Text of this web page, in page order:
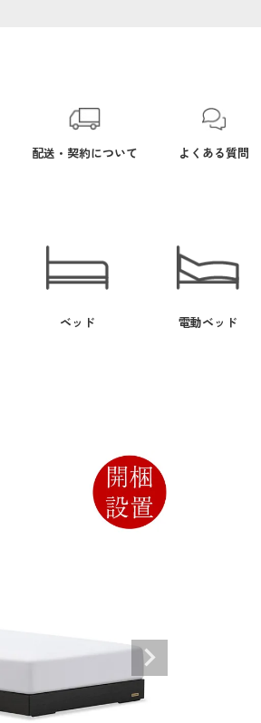
配送・契約について よくある質問
ベッド 電動ベッド